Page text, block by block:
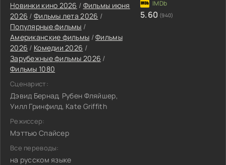
Новинки кино 2026 / Фильмы июня
2026 / Фильмы лета 2026 /
Популярные фильмы /
Американские фильмы /Фильмы
2026 / Комедии 2026 /
Зарубежные фильмы 2026 /
Фильмы 1080
Сценарист:
Дэвид Бернад, Рубен Фляйшер,
Уилл Гринфилд, Kate Griffith
Режиссер:
Мэттью Спайсер
Все переводы:
на русском языке
5.60 (940)